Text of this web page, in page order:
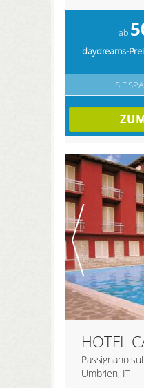
ab
daydreams-
SIE
HOTEL
Passignano
Umbrien, IT